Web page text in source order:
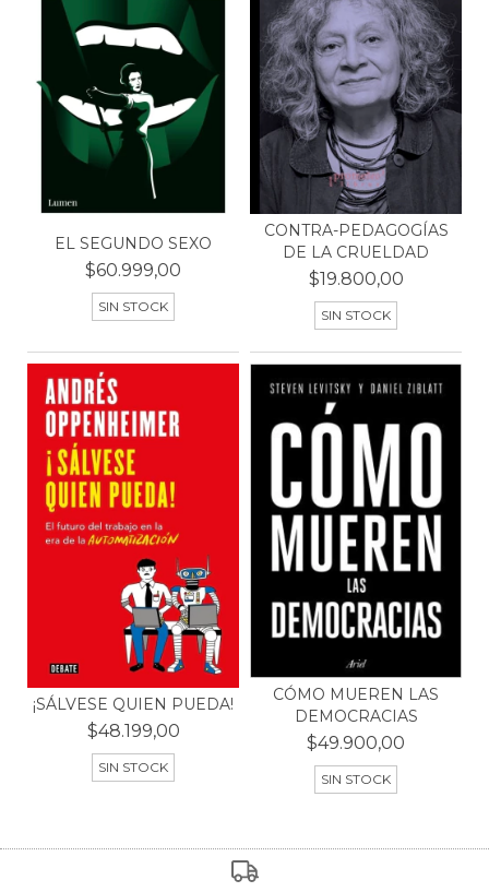
EL SEGUNDO SEXO
$60.999,00
SIN STOCK
CONTRA-PEDAGOGÍAS
DE LA CRUELDAD
$19.800,00
SIN STOCK
¡SÁLVESE QUIEN PUEDA!
$48.199,00
SIN STOCK
CÓMO MUEREN LAS
DEMOCRACIAS
$49.900,00
SIN STOCK